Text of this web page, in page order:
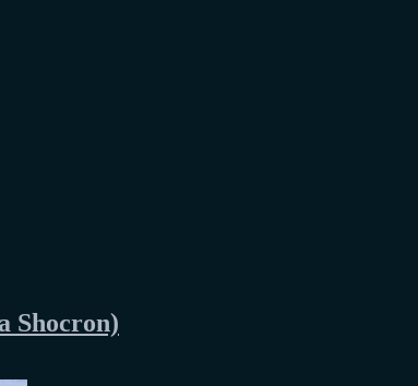
Shocron)